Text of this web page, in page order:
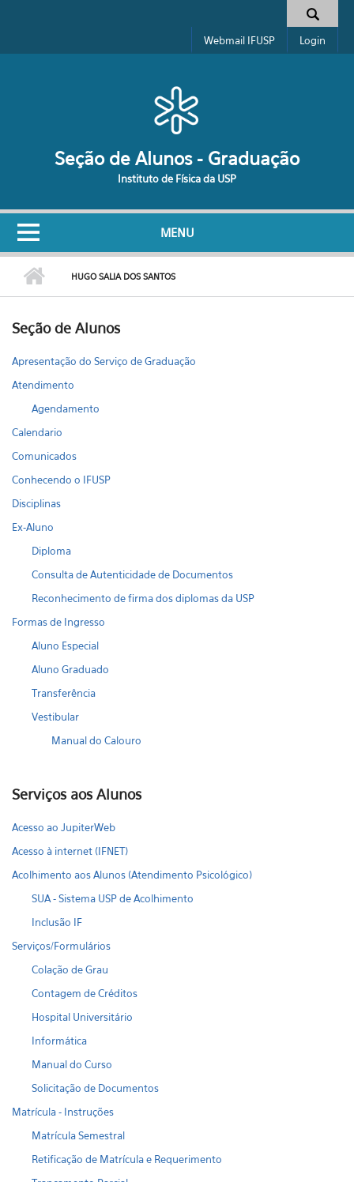
Formulário de busca
Webmail IFUSP Login
Seção de Alunos - Graduação
Instituto de Física da USP
MENU
HUGO SALIA DOS SANTOS
Seção de Alunos
Apresentação do Serviço de Graduação
Atendimento
Agendamento
Calendario
Comunicados
Conhecendo o IFUSP
Disciplinas
Ex-Aluno
Diploma
Consulta de Autenticidade de Documentos
Reconhecimento de firma dos diplomas da USP
Formas de Ingresso
Aluno Especial
Aluno Graduado
Transferência
Vestibular
Manual do Calouro
Serviços aos Alunos
Acesso ao JupiterWeb
Acesso à internet (IFNET)
Acolhimento aos Alunos (Atendimento Psicológico)
SUA - Sistema USP de Acolhimento
Inclusão IF
Serviços/Formulários
Colação de Grau
Contagem de Créditos
Hospital Universitário
Informática
Manual do Curso
Solicitação de Documentos
Matrícula - Instruções
Matrícula Semestral
Retificação de Matrícula e Requerimento